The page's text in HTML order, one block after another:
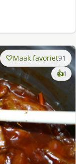
Maak favoriet91
👍1